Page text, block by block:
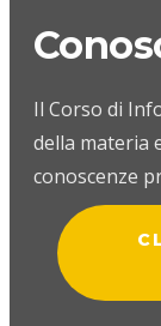
Il Corso di
della materia
conoscenze